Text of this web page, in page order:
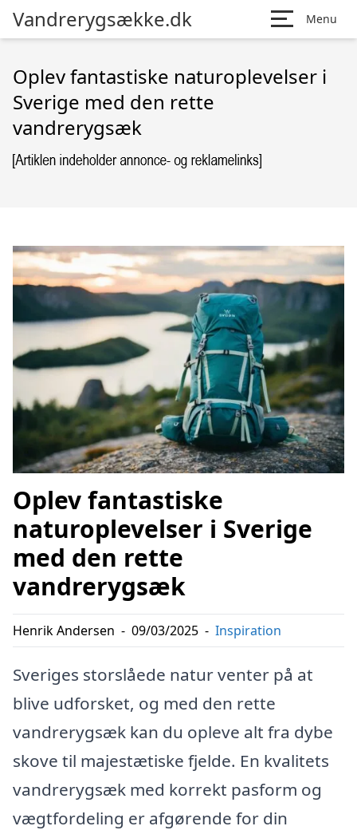
Vandrerygsække.dk Menu
Oplev fantastiske naturoplevelser i
Sverige med den rette
vandrerygsæk
Oplev fantastiske
naturoplevelser i Sverige
med den rette
vandrerygsæk
Henrik Andersen - 09/03/2025 - Inspiration
Sveriges storslåede natur venter på at
blive udforsket, og med den rette
vandrerygsæk kan du opleve alt fra dybe
skove til majestætiske fjelde. En kvalitets
vandrerygsæk med korrekt pasform og
vægtfordeling er afgørende for din